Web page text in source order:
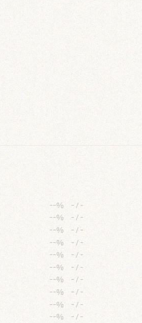
--% - / -
--% - / -
--% - / -
--% - / -
--% -/ -
--% - / -
--% - / -
--% - / -
--% - / -
--% - / -